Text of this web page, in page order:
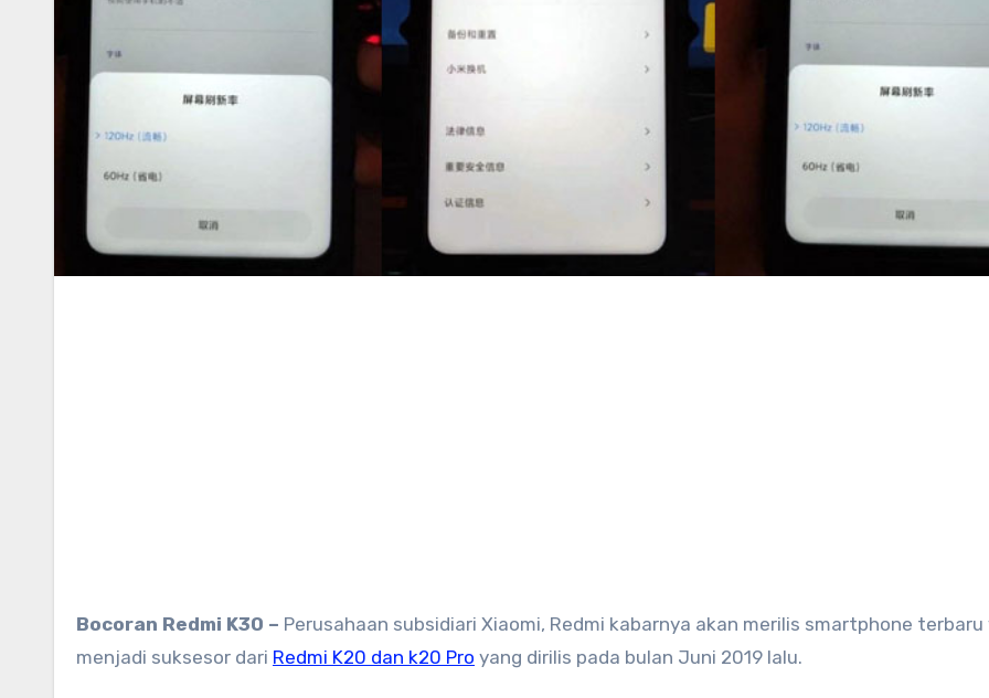
Bocoran Redmi K30 – Perusahaan subsidiari Xiaomi, Redmi kabarnya akan merilis smartphone terbaru
menjadi suksesor dari Redmi K20 dan k20 Pro yang dirilis pada bulan Juni 2019 lalu.